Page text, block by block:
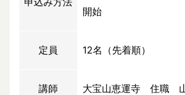
開始
定員 12名（先着順）
講師 大宝山恵運寺 住職